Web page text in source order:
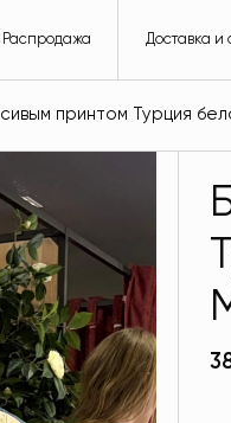
Распродажа Доставка и
принтом Турция